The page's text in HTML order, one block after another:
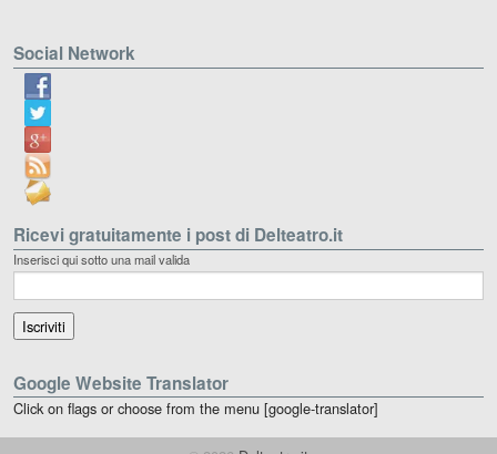
Social Network
Ricevi gratuitamente i post di Delteatro.it
Inserisci qui sotto una mail valida
Google Website Translator
Click on flags or choose from the menu [google-translator]